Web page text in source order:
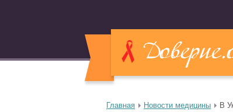
Главная Новости медицины В